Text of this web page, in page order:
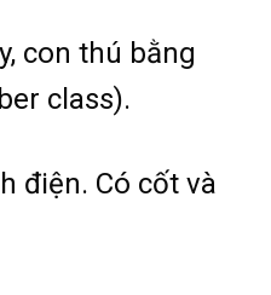
con thú bằng
class).
điện. Có cốt và